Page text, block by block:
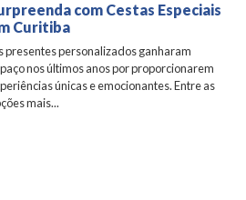
com Cestas Especiais
Curitiba
presentes personalizados ganharam
nos últimos anos por proporcionarem
únicas e emocionantes. Entre as
mais...